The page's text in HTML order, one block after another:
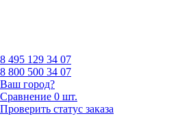
8 495 129 34 07
8 800 500 34 07
Ваш город?
Сравнение 0 шт.
Проверить статус заказа